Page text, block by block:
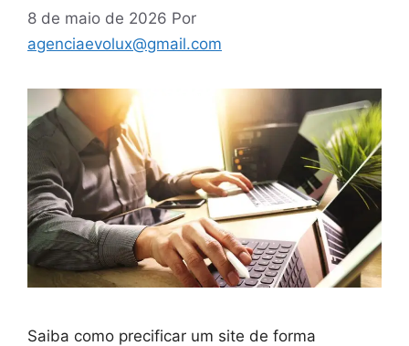
8 de maio de 2026 Por
agenciaevolux@gmail.com
Saiba como precificar um site de forma